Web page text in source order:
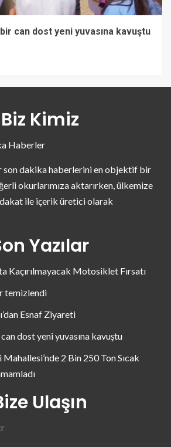
can dost yeni yuvasına kavuştu
Biz Kimiz
Haberler
son dakika haberlerini en objektif bir
okurlarımıza aktarırken, ülkemize
ile içerik üretici olarak
Yazılar
Kaçırılmayacak Motosiklet Fırsatı
temizlendi
Esnaf Ziyareti
dost yeni yuvasına kavuştu
2 Bin 250 Ton Sıcak
Ulaşın